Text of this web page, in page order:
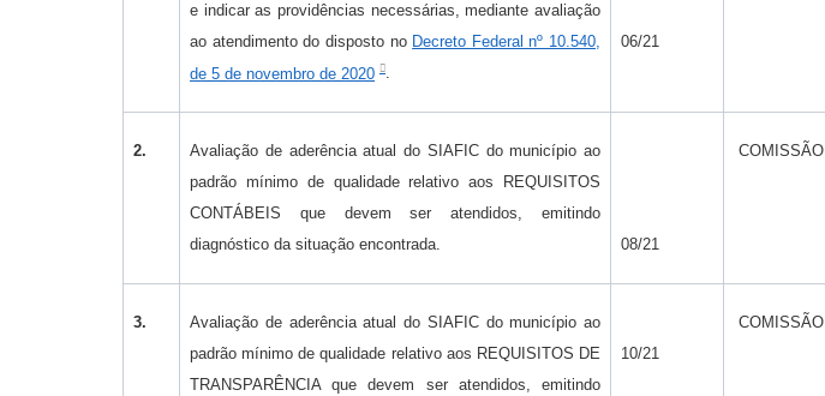
e indicar as providências necessárias, mediante avaliação
ao atendimento do disposto no Decreto Federal nº 10.540,
de 5 de novembro de 2020
.
06/21
2.
Avaliação de aderência atual do SIAFIC do município ao
padrão mínimo de qualidade relativo aos REQUISITOS
CONTÁBEIS que devem ser atendidos, emitindo
diagnóstico da situação encontrada.
08/21
COMISSÃO
3.
Avaliação de aderência atual do SIAFIC do município ao
padrão mínimo de qualidade relativo aos REQUISITOS DE
TRANSPARÊNCIA que devem ser atendidos, emitindo
10/21
COMISSÃO